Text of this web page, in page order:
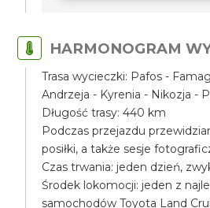
HARMONOGRAM
Trasa wycieczki: Pafos -
Andrzeja - Kyrenia - Nikozja -
Długość trasy: 440 km
Podczas przejazdu
posiłki, a także sesje
Czas trwania: jeden dzień,
Środek lokomocji: jeden z
samochodów Toyota Land